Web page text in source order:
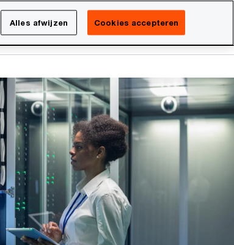
Carrière
Netherlands
Search
Alles afwijzen Cookies accepteren